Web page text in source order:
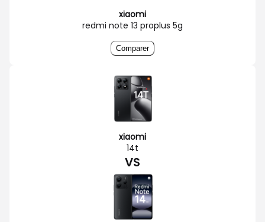
xiaomi
redmi note 13 proplus 5g
Comparer
xiaomi
14t
VS